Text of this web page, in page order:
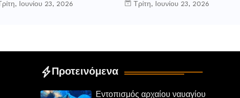
Τρίτη, Ιουνίου 23, 2026 Τρίτη, Ιουνίου 23, 2026
Προτεινόμενα
Εντοπισμός αρχαίου ναυαγίου